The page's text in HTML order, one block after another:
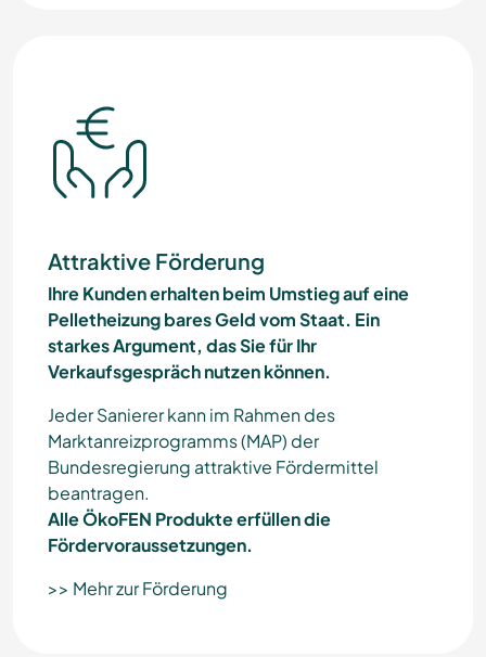
Attraktive Förderung
Ihre Kunden erhalten beim Umstieg auf eine
Pelletheizung bares Geld vom Staat. Ein
starkes Argument, das Sie für Ihr
Verkaufsgespräch nutzen können.
Jeder Sanierer kann im Rahmen des
Marktanreizprogramms (MAP) der
Bundesregierung attraktive Fördermittel
beantragen.
Alle ÖkoFEN Produkte erfüllen die
Fördervoraussetzungen.
>> Mehr zur Förderung